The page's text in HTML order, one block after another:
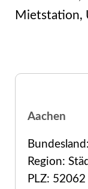
Mietstation,
Aachen
Bundesland:
Region:
PLZ: 52062